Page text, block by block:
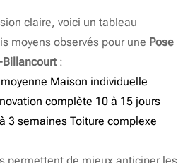
claire, voici un tableau
moyens observés pour une Pose
Billancourt:
Maison individuelle
complète 10 à 15 jours
3 semaines Toiture complexe